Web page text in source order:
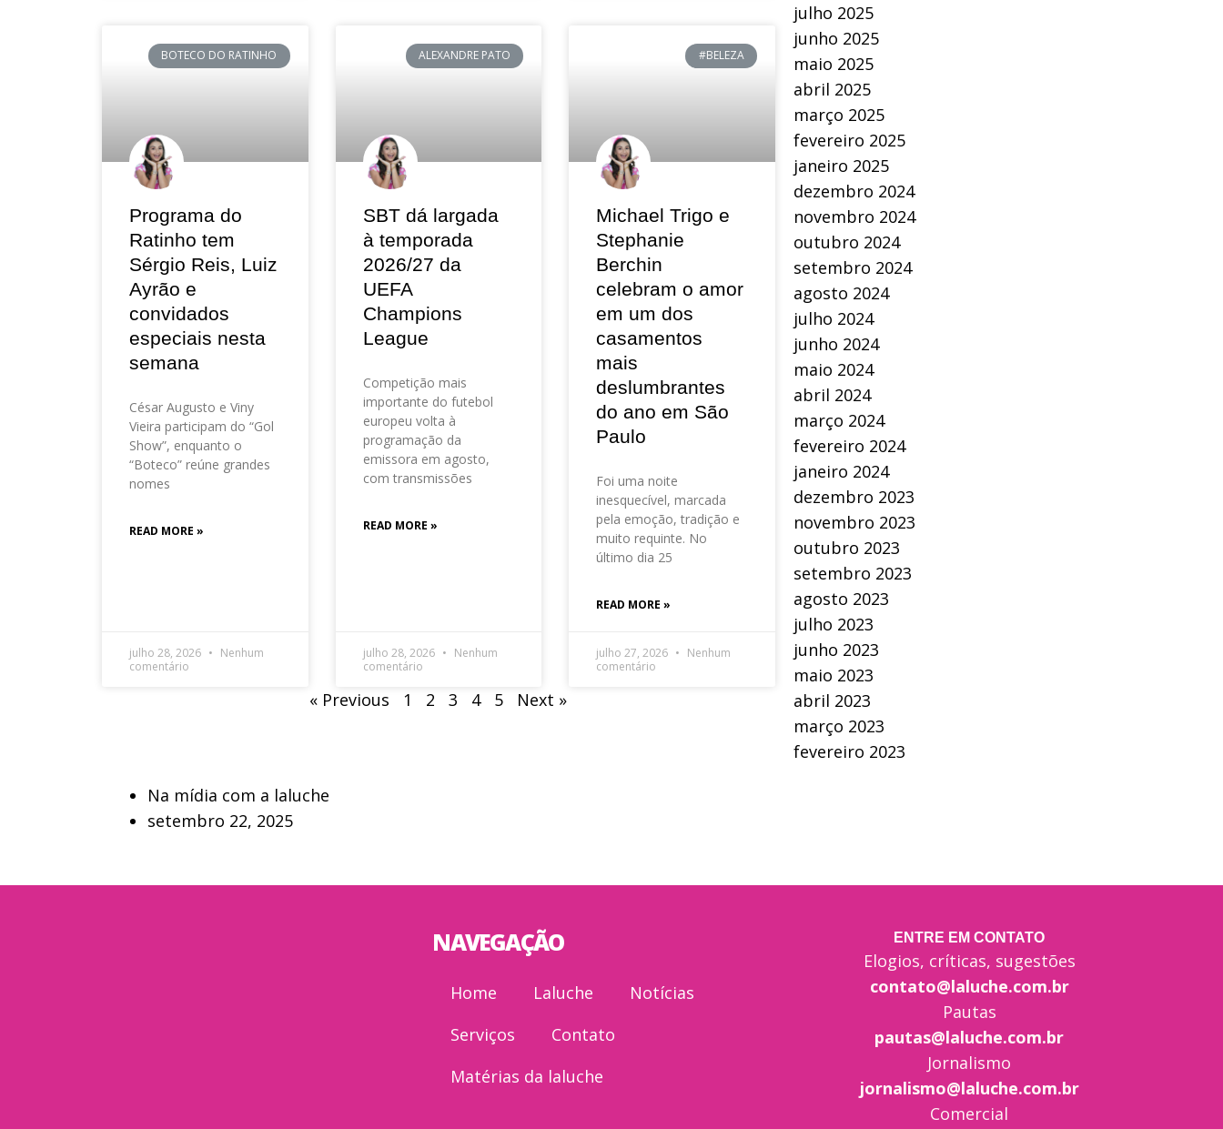
BOTECO DO RATINHO
Programa do
Ratinho tem
Sérgio Reis, Luiz
Ayrão e
convidados
especiais nesta
semana
César Augusto e Viny
Vieira participam do “Gol
Show”, enquanto o
“Boteco” reúne grandes
nomes
READ MORE »
julho 28, 2026
Nenhum
comentário
ALEXANDRE PATO
SBT dá largada
à temporada
2026/27 da
UEFA
Champions
League
Competição mais
importante do futebol
europeu volta à
programação da
emissora em agosto,
com transmissões
READ MORE »
julho 28, 2026
Nenhum
comentário
#BELEZA
Michael Trigo e
Stephanie
Berchin
celebram o amor
em um dos
casamentos
mais
deslumbrantes
do ano em São
Paulo
Foi uma noite
inesquecível, marcada
pela emoção, tradição e
muito requinte. No
último dia 25
READ MORE »
julho 27, 2026
Nenhum
comentário
« Previous 1 2 3 4 5 Next »
julho 2025
junho 2025
maio 2025
abril 2025
março 2025
fevereiro 2025
janeiro 2025
dezembro 2024
novembro 2024
outubro 2024
setembro 2024
agosto 2024
julho 2024
junho 2024
maio 2024
abril 2024
março 2024
fevereiro 2024
janeiro 2024
dezembro 2023
novembro 2023
outubro 2023
setembro 2023
agosto 2023
julho 2023
junho 2023
maio 2023
abril 2023
março 2023
fevereiro 2023
Na mídia com a laluche
setembro 22, 2025
NAVEGAÇÃO
Home Laluche
Notícias
Serviços
Contato
Matérias da laluche
ENTRE EM CONTATO
Elogios, críticas, sugestões
contato@laluche.com.br
Pautas
pautas@laluche.com.br
Jornalismo
jornalismo@laluche.com.br
Comercial